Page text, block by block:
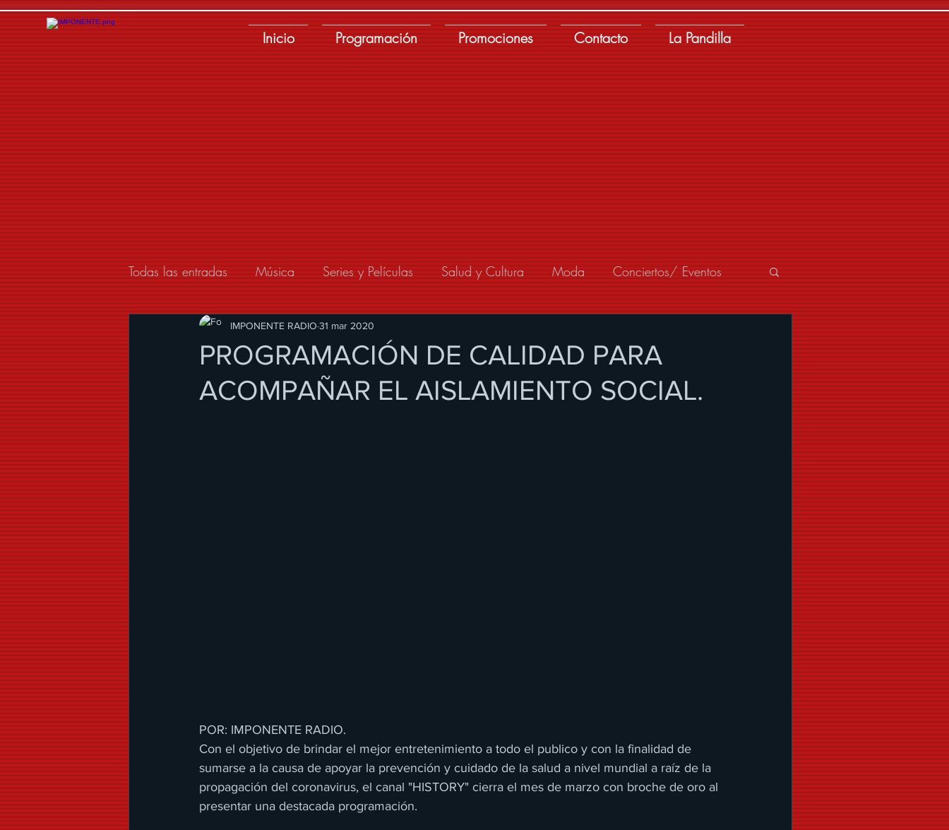
Inicio Programación Promociones Contacto La Pandilla
Todas las entradas Música Series y Películas Salud y Cultura Moda Conciertos/ Eventos
Modo de Vida
PROGRAMACIÓN DE CALIDAD PARA
ACOMPAÑAR EL AISLAMIENTO SOCIAL.
IMPONENTE RADIO 31 mar 2020
POR: IMPONENTE RADIO.
Con el objetivo de brindar el mejor entretenimiento a todo el publico y con la finalidad de
sumarse a la causa de apoyar la prevención y cuidado de la salud a nivel mundial a raíz de la
propagación del coronavirus, el canal "HISTORY" cierra el mes de marzo con broche de oro al
presentar una destacada programación.